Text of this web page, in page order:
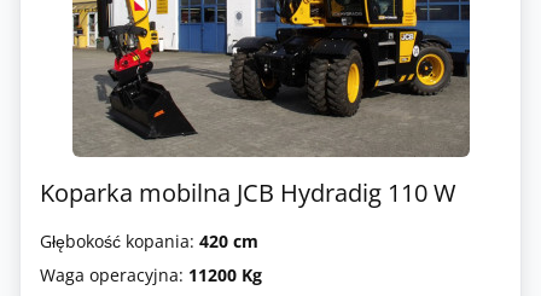
Koparka mobilna JCB Hydradig 110 W
Głębokość kopania: 420 cm
Waga operacyjna: 11200 Kg